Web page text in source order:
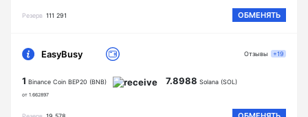
Резерв 111 291 ОБМЕНЯТЬ
EasyBusy
1 Binance Coin BEP20 (BNB)
от 1.662897
7.8988 Solana (SOL)
Отзывы +19